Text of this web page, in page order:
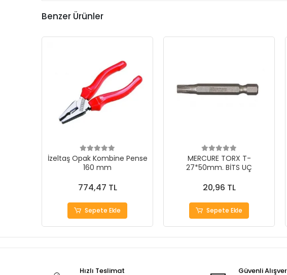
Benzer Ürünler
İzeltaş Opak Kombine Pense
160 mm
774,47 TL
Sepete Ekle
MERCURE TORX T-
27*50mm. BİTS UÇ
20,96 TL
Sepete Ekle
Hızlı Teslimat Güvenli